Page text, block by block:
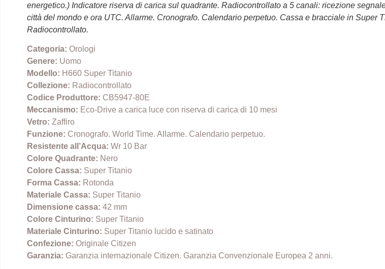
energetico.) Indicatore riserva di carica sul quadrante. Radiocontrollato a 5 canali: ricezione
città del mondo e ora UTC. Allarme. Cronografo. Calendario perpetuo. Cassa e bracciale in Super
Radiocontrollato.
Categoria: Orologi
Genere: Uomo
Modello: H660 Super Titanio
Collezione: Radiocontrollato
Codice Produttore: CB5947-80E
Meccanismo: Eco-Drive a carica luce con riserva di carica di 10 mesi
Vetro: Zaffiro
Funzione: Cronografo. World Time. Allarme. Calendario perpetuo.
Resistente all’Acqua: Wr 10 Bar
Colore Quadrante: Nero
Colore Cassa: Super Titanio
Forma Cassa: Rotonda
Materiale Cassa: Super Titanio
Dimensione cassa: 42 mm
Colore Cinturino: Super Titanio
Materiale Cinturino: Super Titanio lucido e satinato
Confezione: Originale Citizen
Garanzia: Garanzia internazionale Citizen. Garanzia Convenzionale Europea 2 anni.